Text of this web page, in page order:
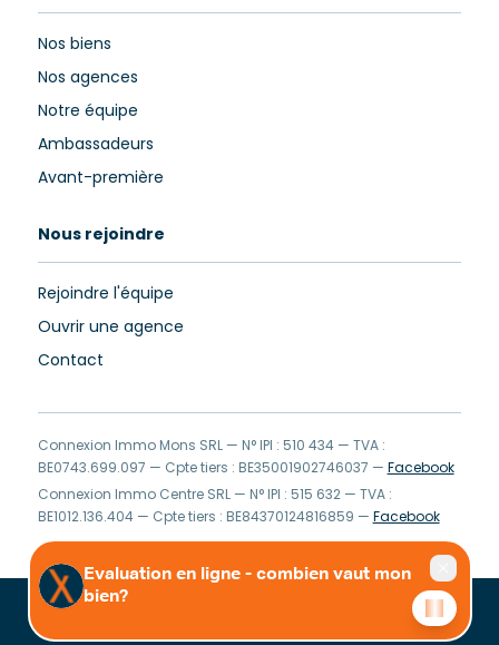
Nos biens
Nos agences
Notre équipe
Ambassadeurs
Avant-première
Nous rejoindre
Rejoindre l'équipe
Ouvrir une agence
Contact
Connexion Immo Mons SRL — N° IPI : 510 434 — TVA :
BE0743.699.097 — Cpte tiers : BE35001902746037 — Facebook
Connexion Immo Centre SRL — N° IPI : 515 632 — TVA :
BE1012.136.404 — Cpte tiers : BE84370124816859 — Facebook
Privacy Statement